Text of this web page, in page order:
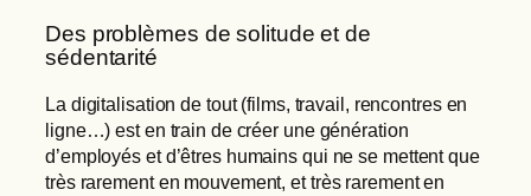
Des problèmes de solitude et de
sédentarité
La digitalisation de tout (films, travail, rencontres en
ligne…) est en train de créer une génération
d’employés et d’êtres humains qui ne se mettent que
très rarement en mouvement, et très rarement en